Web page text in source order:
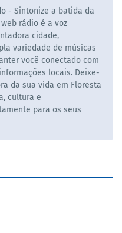
- Sintonize a batida da
rádio é a voz
cidade,
variedade de músicas
você conectado com
locais. Deixe-
da sua vida em Floresta
cultura e
para os seus